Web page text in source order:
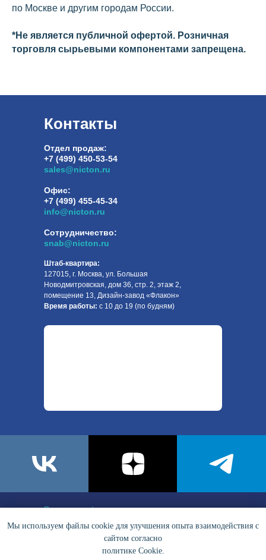
по Москве и другим городам России.
*Не является публичной офертой. Розничная
торговля сырьевыми компонентами запрещена.
Контакты
Отдел продаж:
+7 (499) 450-53-54
sales@nicton.ru
Офис:
+7 (499) 455-45-34
info@nicton.ru
Штаб-квартира:
127015, г. Москва, ул. Большая
Новодмитровская, дом 36, стр. 2, этаж 2,
помещение 13, Дизайн-завод «Флакон»
Время работы: с 10 до 19 (по будням)
Сотрудничество:
snab@nicton.ru
Политика конфиденциальности
Пользовательское соглашение
Мы используем файлы cookie для улучшения опыта взаимодействия с
сайтом согласно
политике Cookie.